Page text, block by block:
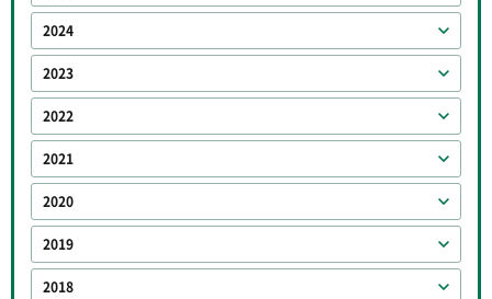
2024
2023
2022
2021
2020
2019
2018